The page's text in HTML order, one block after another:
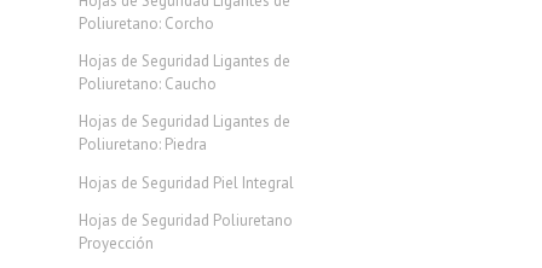
Poliuretano: Corcho
Hojas de Seguridad Ligantes de
Poliuretano: Caucho
Hojas de Seguridad Ligantes de
Poliuretano: Piedra
Hojas de Seguridad Piel Integral
Hojas de Seguridad Poliuretano
Proyección